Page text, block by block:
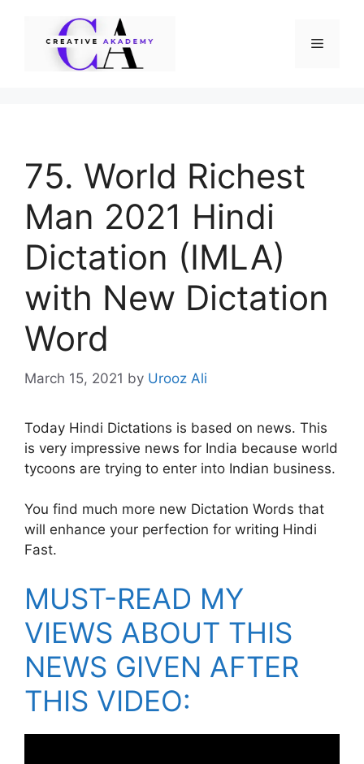
Menu
75. World Richest
Man 2021 Hindi
Dictation (IMLA)
with New Dictation
Word
March 15, 2021 by Urooz Ali
Today Hindi Dictations is based on news. This
is very impressive news for India because world
tycoons are trying to enter into Indian business.
You find much more new Dictation Words that
will enhance your perfection for writing Hindi
Fast.
MUST-READ MY
VIEWS ABOUT THIS
NEWS GIVEN AFTER
THIS VIDEO: